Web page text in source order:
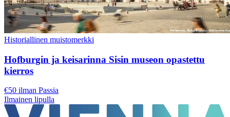
Historiallinen muistomerkki
Hofburgin ja keisarinna Sisin museon opastettu
kierros
€50 ilman Passia
Ilmainen lipulla